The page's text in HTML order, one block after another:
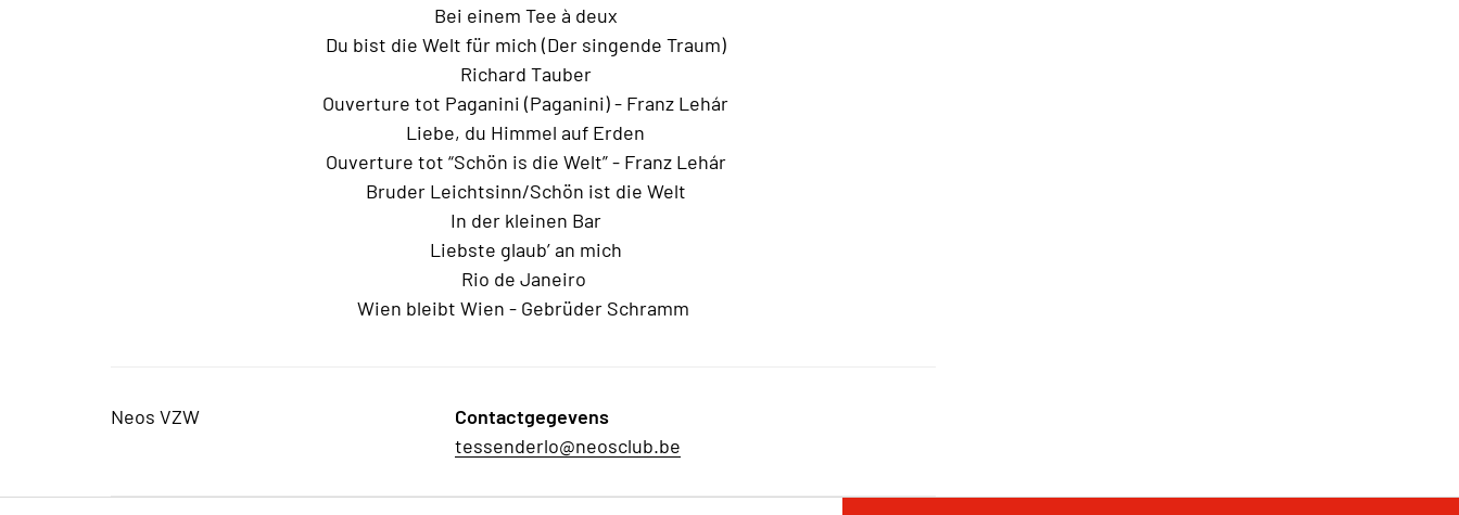
Bei einem Tee à deux
Du bist die Welt für mich (Der singende Traum)
Richard Tauber
Ouverture tot Paganini (Paganini) - Franz Lehár
Liebe, du Himmel auf Erden
Ouverture tot “Schön is die Welt” - Franz Lehár
Bruder Leichtsinn/Schön ist die Welt
In der kleinen Bar
Liebste glaub’ an mich
Rio de Janeiro
Wien bleibt Wien - Gebrüder Schramm
Neos VZW
Contactgegevens
tessenderlo@neosclub.be